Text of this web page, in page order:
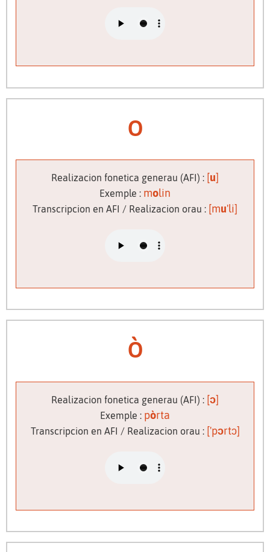
o
Realizacion fonetica generau (AFI) : [u]
Exemple : molin
Transcripcion en AFI / Realizacion orau : [mu'li]
ò
Realizacion fonetica generau (AFI) : [ɔ]
Exemple : pòrta
Transcripcion en AFI / Realizacion orau : ['pɔrtɔ]